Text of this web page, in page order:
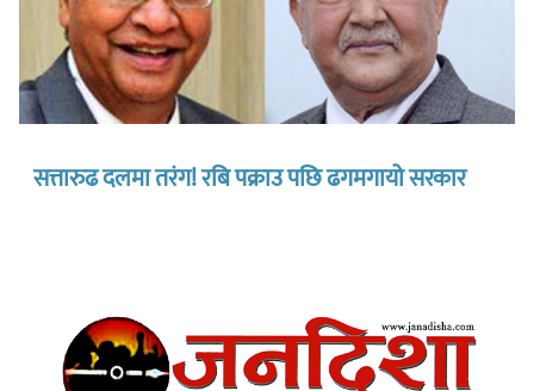
सत्तारुढ दलमा तरंग! रबि पक्राउ पछि ढगमगायो सरकार